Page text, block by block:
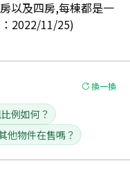
以及四房,每棟都是一
2022/11/25)
換一換
例如何？
他物件在售嗎？